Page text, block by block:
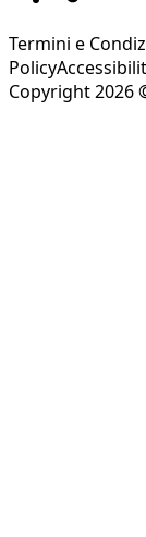
Termini e
Policy
Copyright 2026